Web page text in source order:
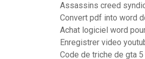
Assassins creed
Convert pdf into word
Achat logiciel word
Enregistrer video
Code de triche de gta